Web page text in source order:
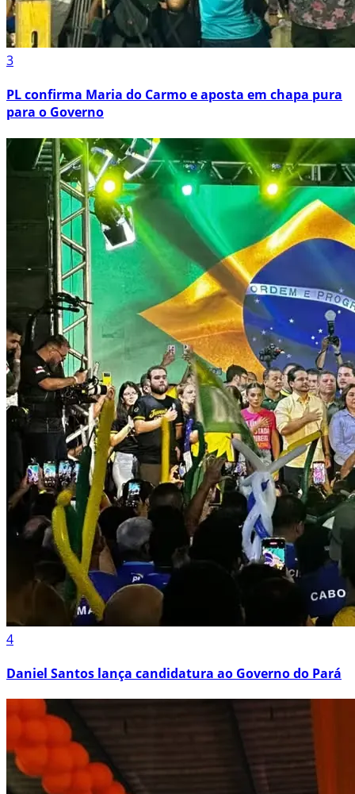
3
PL confirma Maria do Carmo e aposta em chapa pura
para o Governo
4
Daniel Santos lança candidatura ao Governo do Pará